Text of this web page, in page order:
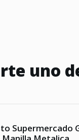
uno
Supermercado